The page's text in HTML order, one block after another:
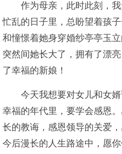
作为母亲，此时此刻，
忙乱的日子里，总盼望着孩
和憧憬着她身穿婚纱亭亭玉
突然间她长大了，拥有了漂
了幸福的新娘！
今天我想要对女儿和女
幸福的年代里，要学会感恩
长的教诲，感恩领导的关爱
今后漫长的人生路途中，愿